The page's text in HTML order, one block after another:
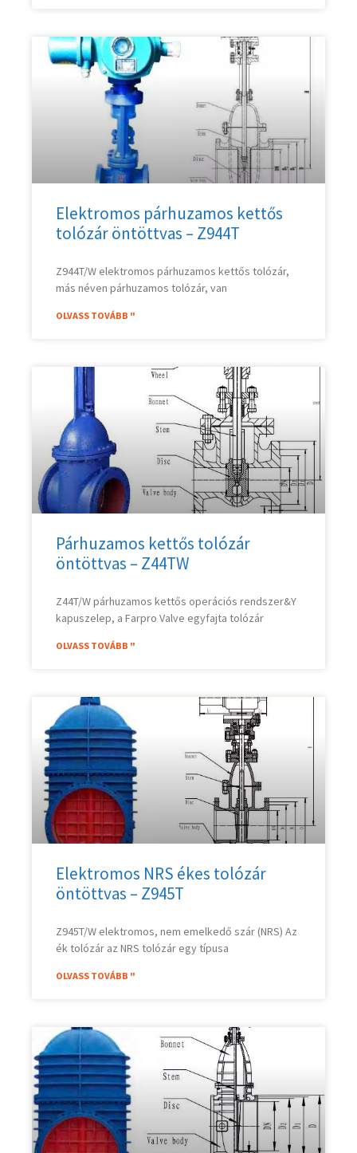
Elektromos párhuzamos kettős
tolózár öntöttvas – Z944T
Z944T/W elektromos párhuzamos kettős tolózár,
más néven párhuzamos tolózár, van
OLVASS TOVÁBB "
Párhuzamos kettős tolózár
öntöttvas – Z44TW
Z44T/W párhuzamos kettős operációs rendszer&Y
kapuszelep, a Farpro Valve egyfajta tolózár
OLVASS TOVÁBB "
Elektromos NRS ékes tolózár
öntöttvas – Z945T
Z945T/W elektromos, nem emelkedő szár (NRS) Az
ék tolózár az NRS tolózár egy típusa
OLVASS TOVÁBB "